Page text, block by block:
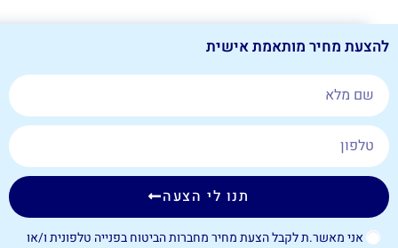
להצעת מחיר מותאמת אישית
אני מאשר.ת לקבל הצעת מחיר מחברות הביטוח בפנייה טלפונית ו/או
תנו לי הצעה